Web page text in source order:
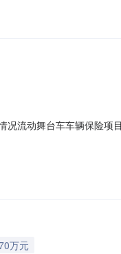
流动舞台车车辆保险
2026-07备注：无本次
万元